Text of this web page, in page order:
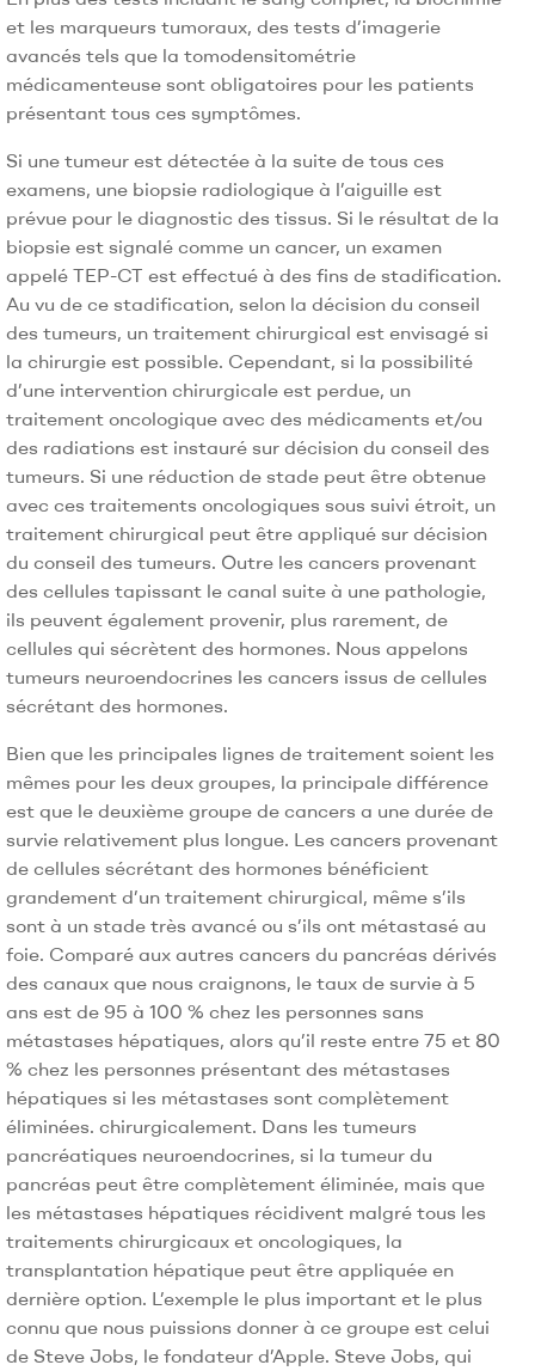
et les marqueurs tumoraux, des tests d’imagerie
avancés tels que la tomodensitométrie
médicamenteuse sont obligatoires pour les patients
présentant tous ces symptômes.
Si une tumeur est détectée à la suite de tous ces
examens, une biopsie radiologique à l’aiguille est
prévue pour le diagnostic des tissus. Si le résultat de la
biopsie est signalé comme un cancer, un examen
appelé TEP-CT est effectué à des fins de stadification.
Au vu de ce stadification, selon la décision du conseil
des tumeurs, un traitement chirurgical est envisagé si
la chirurgie est possible. Cependant, si la possibilité
d’une intervention chirurgicale est perdue, un
traitement oncologique avec des médicaments et/ou
des radiations est instauré sur décision du conseil des
tumeurs. Si une réduction de stade peut être obtenue
avec ces traitements oncologiques sous suivi étroit, un
traitement chirurgical peut être appliqué sur décision
du conseil des tumeurs. Outre les cancers provenant
des cellules tapissant le canal suite à une pathologie,
ils peuvent également provenir, plus rarement, de
cellules qui sécrètent des hormones. Nous appelons
tumeurs neuroendocrines les cancers issus de cellules
sécrétant des hormones.
Bien que les principales lignes de traitement soient les
mêmes pour les deux groupes, la principale différence
est que le deuxième groupe de cancers a une durée de
survie relativement plus longue. Les cancers provenant
de cellules sécrétant des hormones bénéficient
grandement d’un traitement chirurgical, même s’ils
sont à un stade très avancé ou s’ils ont métastasé au
foie. Comparé aux autres cancers du pancréas dérivés
des canaux que nous craignons, le taux de survie à 5
ans est de 95 à 100 % chez les personnes sans
métastases hépatiques, alors qu’il reste entre 75 et 80
% chez les personnes présentant des métastases
hépatiques si les métastases sont complètement
éliminées. chirurgicalement. Dans les tumeurs
pancréatiques neuroendocrines, si la tumeur du
pancréas peut être complètement éliminée, mais que
les métastases hépatiques récidivent malgré tous les
traitements chirurgicaux et oncologiques, la
transplantation hépatique peut être appliquée en
dernière option. L’exemple le plus important et le plus
connu que nous puissions donner à ce groupe est celui
de Steve Jobs, le fondateur d’Apple. Steve Jobs, qui